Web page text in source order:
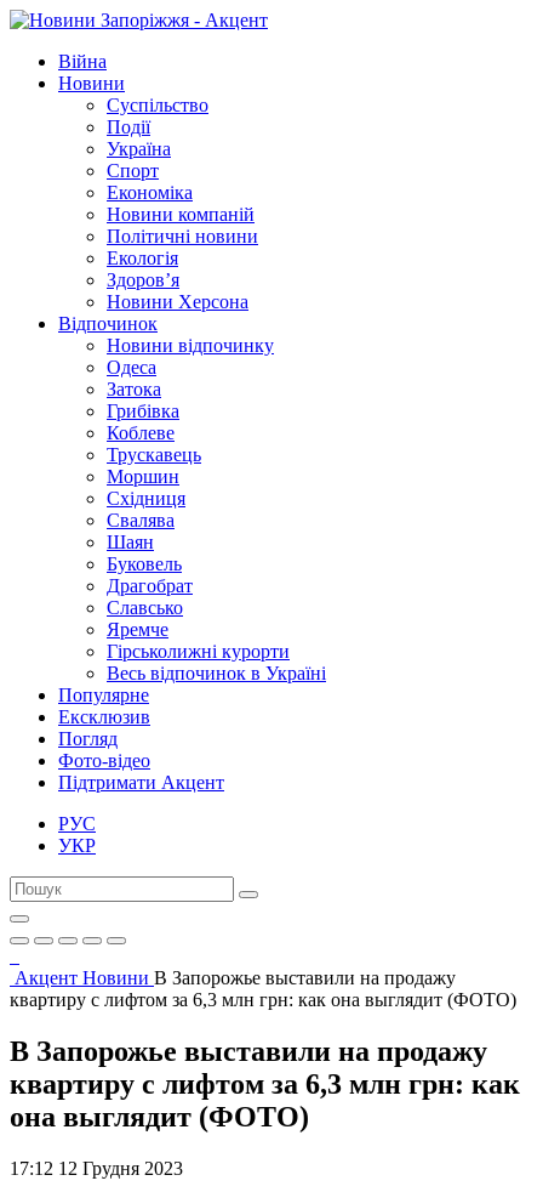
Війна
Новини
Суспільство
Події
Україна
Спорт
Економіка
Новини компаній
Політичні новини
Екологія
Здоров’я
Новини Херсона
Відпочинок
Новини відпочинку
Одеса
Затока
Грибівка
Коблеве
Трускавець
Моршин
Східниця
Свалява
Шаян
Буковель
Драгобрат
Славсько
Яремче
Гірськолижні курорти
Весь відпочинок в Україні
Популярне
Ексклюзив
Погляд
Фото-відео
Підтримати Акцент
РУС
УКР
Акцент Новини В Запорожье выставили на продажу
квартиру с лифтом за 6,3 млн грн: как она выглядит (ФОТО)
В Запорожье выставили на продажу
квартиру с лифтом за 6,3 млн грн: как
она выглядит (ФОТО)
17:12 12 Грудня 2023